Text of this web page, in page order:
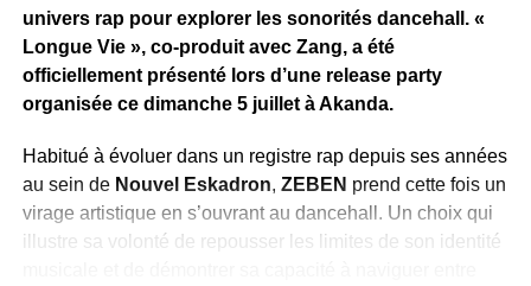
univers rap pour explorer les sonorités dancehall. «
Longue Vie », co-produit avec Zang, a été
officiellement présenté lors d’une release party
organisée ce dimanche 5 juillet à Akanda.
Habitué à évoluer dans un registre rap depuis ses années
au sein de Nouvel Eskadron, ZEBEN prend cette fois un
virage artistique en s’ouvrant au dancehall. Un choix qui
illustre sa volonté de repousser les limites de son identité